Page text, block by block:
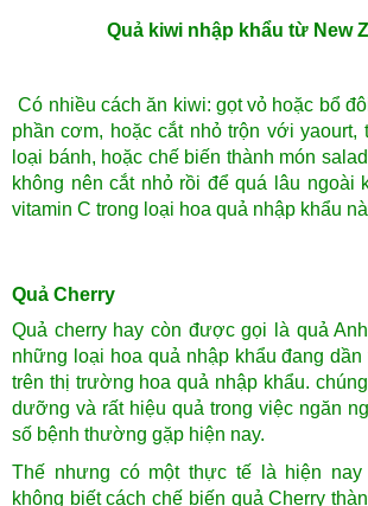
Quả kiwi nhập khẩu từ New
Có nhiều cách ăn kiwi: gọt vỏ hoặc bổ
phần cơm, hoặc cắt nhỏ trộn với yaourt,
loại bánh, hoặc chế biến thành món
không nên cắt nhỏ rồi để quá lâu ngoài
vitamin C trong loại hoa quả nhập khẩu
Quả Cherry
Quả cherry hay còn được gọi là quả
những loại hoa quả nhập khẩu đang
trên thị trường hoa quả nhập khẩu.
dưỡng và rất hiệu quả trong việc ngăn
số bệnh thường gặp hiện nay.
Thế nhưng có một thực tế là hiện nay
không biết cách chế biến quả Cherry